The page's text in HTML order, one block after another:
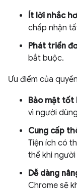
Ít lời nhắc
chấp nhận
Phát triển
bắt buộc.
Ưu điểm của quyền
Bảo mật tốt
vì người
Cung cấp
Tiện ích có
thể khi
Dễ dàng
Chrome sẽ